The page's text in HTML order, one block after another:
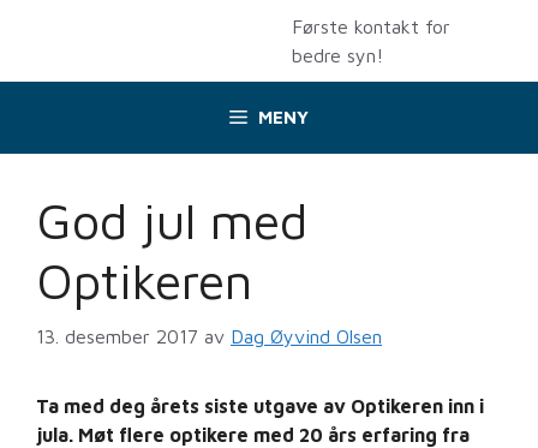
Første kontakt for
bedre syn!
MENY
God jul med
Optikeren
13. desember 2017 av Dag Øyvind Olsen
Ta med deg årets siste utgave av Optikeren inn i
jula. Møt flere optikere med 20 års erfaring fra